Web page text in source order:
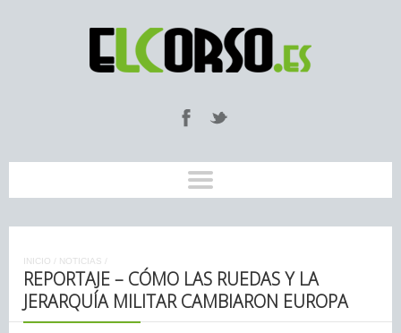
INICIO / NOTICIAS /
REPORTAJE – CÓMO LAS RUEDAS Y LA
JERARQUÍA MILITAR CAMBIARON EUROPA